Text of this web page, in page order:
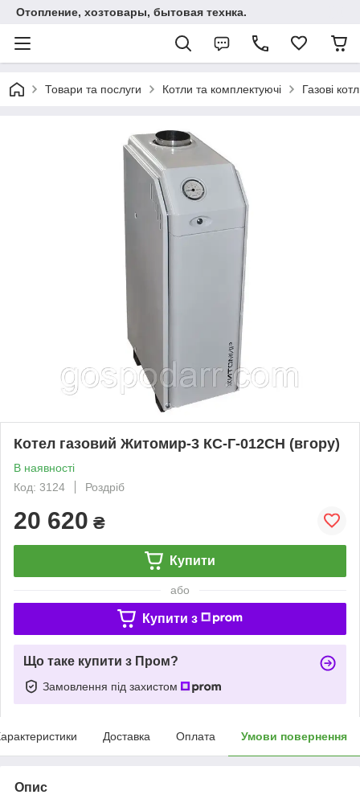
Отопление, хозтовары, бытовая технка.
Товари та послуги Котли та комплектуючі Газові
Котел газовий Житомир-3 КС-Г-012СН (вгору)
В наявності
Код: 3124
Роздріб
20 620 ₴
Купити
або
Купити з
Що таке купити з Пром?
Замовлення під захистом
Доставка Оплата Умови повернення
Опис